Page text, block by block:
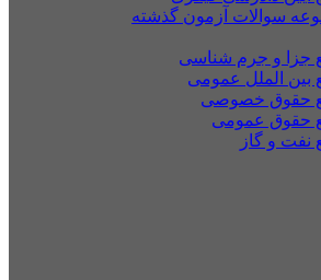
سوالات آزمون گذشته
جزا و جرم شناسی
بین الملل عمومی
حقوق خصوصی
حقوق عمومی
نفت و گاز